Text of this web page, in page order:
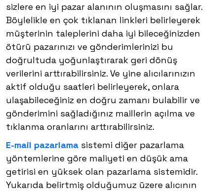
sizlere en iyi pazar alanının oluşmasını sağlar.
Böylelikle en çok tıklanan linkleri belirleyerek
müşterinin taleplerini daha iyi bileceğinizden
ötürü pazarınızı ve gönderimlerinizi bu
doğrultuda yoğunlaştırarak geri dönüş
verilerini arttırabilirsiniz. Ve yine alıcılarınızın
aktif olduğu saatleri belirleyerek, onlara
ulaşabileceğiniz en doğru zamanı bulabilir ve
gönderimini sağladığınız maillerin açılma ve
tıklanma oranlarını arttırabilirsiniz.
E-mail pazarlama sistemi diğer pazarlama
yöntemlerine göre maliyeti en düşük ama
getirisi en yüksek olan pazarlama sistemidir.
Yukarıda belirtmiş olduğumuz üzere alıcının